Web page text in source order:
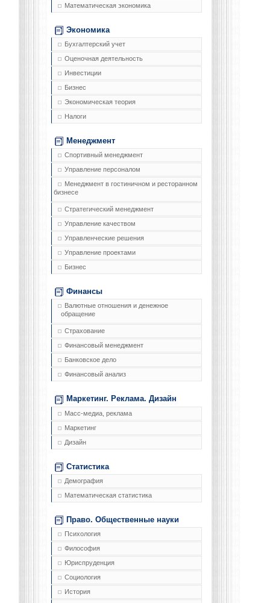
Математическая экономика
Экономика
Бухгалтерский учет
Оценочная деятельность
Инвестиции
Бизнес
Экономическая теория
Налоги
Менеджмент
Спортивный менеджмент
Управление персоналом
Менеджмент в гостиничном и ресторанном
бизнесе
Стратегический менеджмент
Управление качеством
Управленческие решения
Управление проектами
Бизнес
Финансы
Валютные отношения и денежное
обращение
Страхование
Финансовый менеджмент
Банковское дело
Финансовый анализ
Маркетинг. Реклама. Дизайн
Масс-медиа, реклама
Маркетинг
Дизайн
Статистика
Демография
Математическая статистика
Право. Общественные науки
Психология
Философия
Юриспруденция
Социология
История